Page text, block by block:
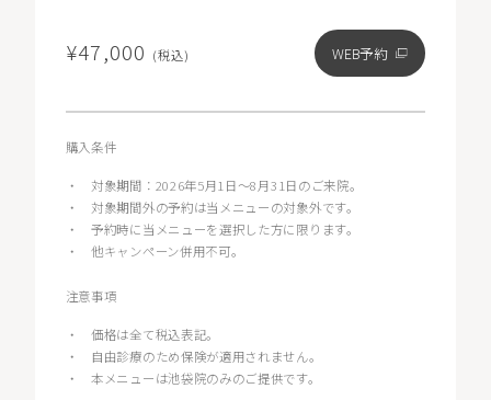
¥47,000 (税込) WEB予約
購入条件
・ 対象期間：2026年5月1日〜8月31日のご来院。
・ 対象期間外の予約は当メニューの対象外です。
・予約時に当メニューを選択した方に限ります。
・他キャンペーン併用不可。
注意事項
・価格は全て税込表記。
・
自由診療のため保険が適用されません。
・本メニューは池袋院のみのご提供です。